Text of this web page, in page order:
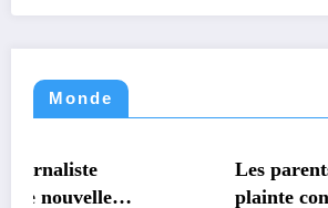
Monde
TECHNOLOGIE
Les parents d’un
plainte contre ChatGPT